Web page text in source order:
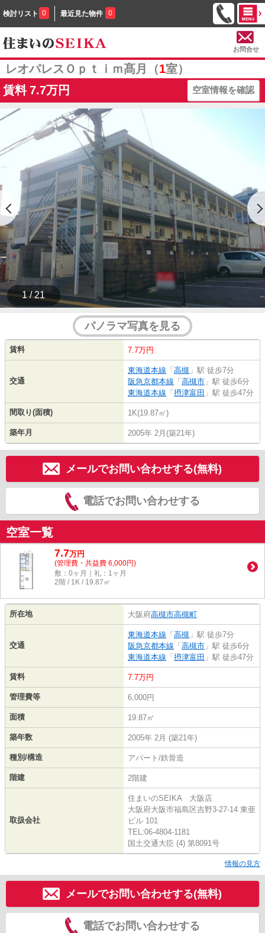
検討リスト 0 最近見た物件 0
お問合せ
レオパレスＯｐｔｉｍ髙月（1室）
賃料 7.7万円 空室情報を確認
1 / 21
パノラマ写真を見る
賃料 7.7万円
交通
東海道本線 「 高槻 」駅 徒歩7分
阪急京都本線 「 高槻市 」駅 徒歩6分
東海道本線 「 摂津富田 」駅 徒歩47分
間取り(面積) 1K(19.87㎡)
築年月 2005年 2月(築21年)
メールでお問い合わせする(無料)
電話でお問い合わせする
空室一覧
7.7万円
(管理費・共益費 6,000円)
敷：0ヶ月｜礼：1ヶ月
2階 / 1K / 19.87㎡
所在地 大阪府高槻市高槻町
交通
東海道本線 「 高槻 」駅 徒歩7分
阪急京都本線 「 高槻市 」駅 徒歩6分
東海道本線 「 摂津富田 」駅 徒歩47分
賃料 7.7万円
管理費等 6,000円
面積 19.87㎡
築年数 2005年 2月 (築21年)
種別/構造 アパート/鉄骨造
階建 2階建
取扱会社
住まいのSEIKA 大阪店
大阪府大阪市福島区吉野3-27-14 東亜
ビル 101
TEL:06-4804-1181
国土交通大臣 (4) 第8091号
情報の見方
メールでお問い合わせする(無料)
電話でお問い合わせする